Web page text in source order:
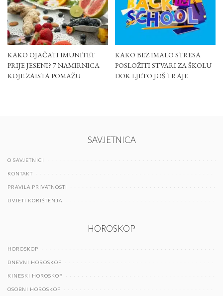
KAKO OJAČATI IMUNITET
PRIJE JESENI? 7 NAMIRNICA
KOJE ZAISTA POMAŽU
KAKO BEZ IMALO STRESA
POSLOŽITI STVARI ZA ŠKOLU
DOK LJETO JOŠ TRAJE
SAVJETNICA
O SAVJETNICI
KONTAKT
PRAVILA PRIVATNOSTI
UVJETI KORIŠTENJA
HOROSKOP
HOROSKOP
DNEVNI HOROSKOP
KINESKI HOROSKOP
OSOBNI HOROSKOP